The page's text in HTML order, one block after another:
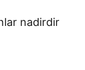
nadirdir